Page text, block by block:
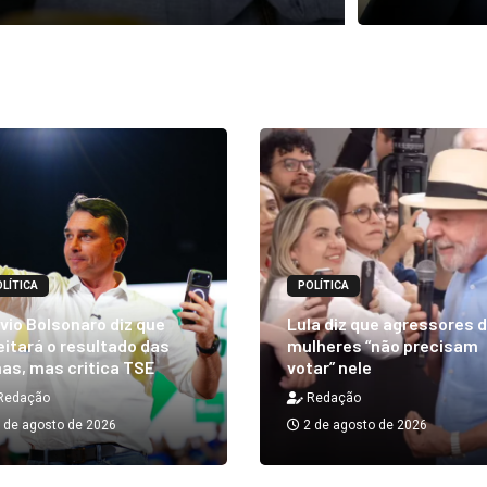
Bolsonaro diz que
o resultado das
mas critica TSE
de agosto de 2026
POLÍTICA
Lula diz que agressores
mulheres “não precisam
votar” nele
Redação
2 de agosto de 2026